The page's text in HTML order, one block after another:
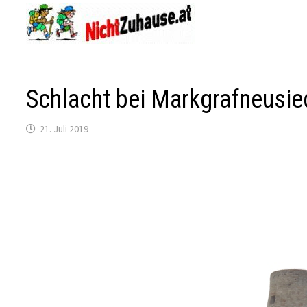
Inhalt
springen
Schlacht bei
21. Juli 2019